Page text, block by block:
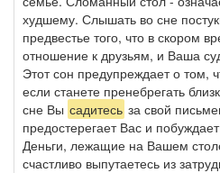
худшему. Слышать во сне
предвестье того, что в скором
отношение к друзьям, и Ваша
Этот сон предупреждает о том,
если станете пренебрегать
сне Вы садитесь за свой
предостерегает Вас и
Деньги, лежащие на Вашем
счастливо выпутаетесь из